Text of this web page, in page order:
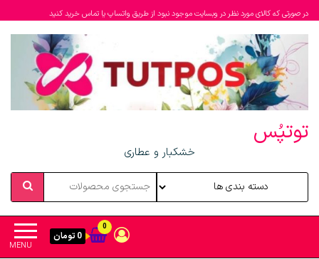
در صورتی که کالای مورد نظر در وبسایت موجود نبود از طریق واتساپ یا تماس خرید کنید
توتپُس
خشکبار و عطاری
MENU
0
0 تومان